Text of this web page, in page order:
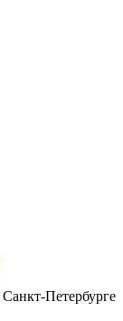
Петербурге